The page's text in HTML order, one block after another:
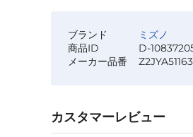
ブランド
ミズノ
商品ID
D-
メーカー品番
Z2JYA51163
カスタマーレビュー